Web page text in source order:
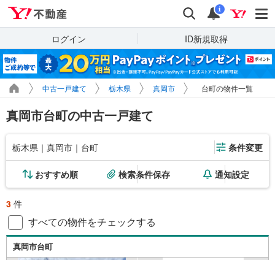
検索 通知
i
ログイン ID新規取得
中古一戸建て 栃木県 真岡市 台町の物件一覧
真岡市台町の中古一戸建て
栃木県｜真岡市｜台町 条件変更
おすすめ順 検索条件保存 通知設定
3 件
すべての物件をチェックする
真岡市台町